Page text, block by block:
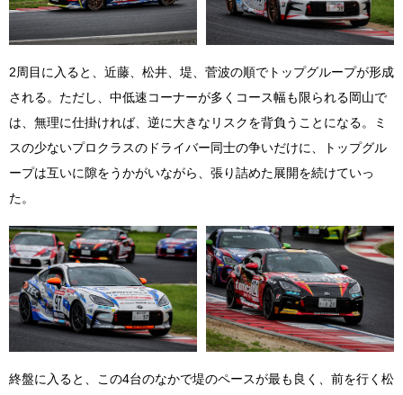
2周目に入ると、近藤、松井、堤、菅波の順でトップグループが形成
される。ただし、中低速コーナーが多くコース幅も限られる岡山で
は、無理に仕掛ければ、逆に大きなリスクを背負うことになる。ミ
スの少ないプロクラスのドライバー同士の争いだけに、トップグル
ープは互いに隙をうかがいながら、張り詰めた展開を続けていっ
た。
終盤に入ると、この4台のなかで堤のペースが最も良く、前を行く松